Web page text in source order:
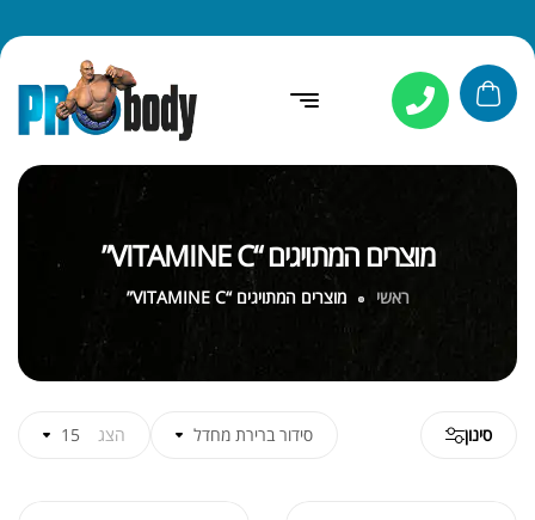
מוצרים המתויגים “VITAMINE C”
ראשי מוצרים המתויגים “VITAMINE C”
סינון סידור ברירת מחדל הצג 15